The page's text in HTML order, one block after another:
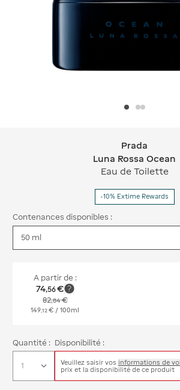
Prada Luna Rossa Ocean
Prada
Luna Rossa Ocean
Eau de Toilette
-10% Extime Rewards
Contenances disponibles :
A partir de :
74,56€
82,84€
149 12 € / 100ml
Quantité : Disponibilité :
Veuillez saisir vos informations de vol
prix et la disponibilité de ce produit